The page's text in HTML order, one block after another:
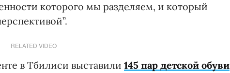
которого мы разделяем, и который
RELATED VIDEO
в Тбилиси выставили 145 пар детской обуви